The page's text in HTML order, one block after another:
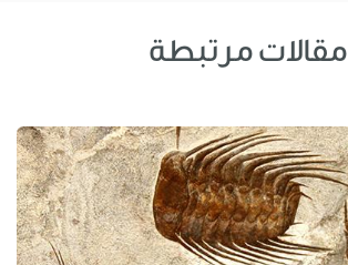
مقالات مرتبطة